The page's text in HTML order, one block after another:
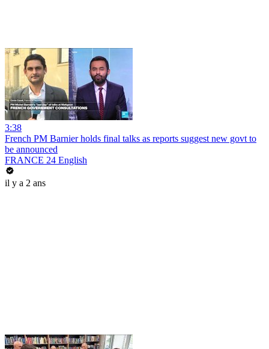
3:38
French PM Barnier holds final talks as reports suggest new govt to
be announced
FRANCE 24 English
il y a 2 ans